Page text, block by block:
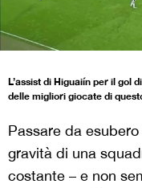
L’assist di Higuaiín per il gol
delle migliori giocate di
Passare da
gravità di una
costante – e non